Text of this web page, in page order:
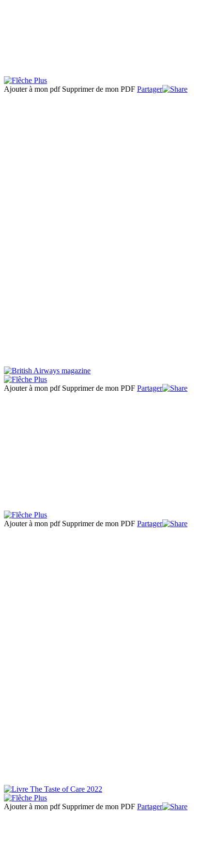
Ajouter à mon pdf Supprimer de mon PDF Partager
Ajouter à mon pdf Supprimer de mon PDF Partager
Ajouter à mon pdf Supprimer de mon PDF Partager
Ajouter à mon pdf Supprimer de mon PDF Partager